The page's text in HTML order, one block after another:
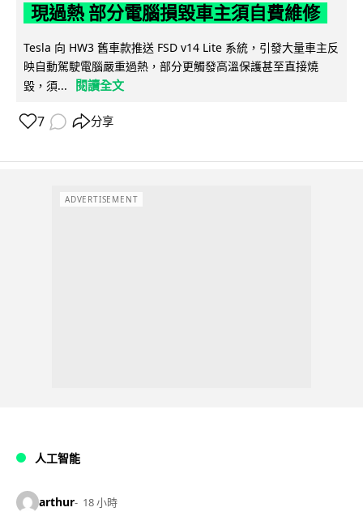
現過熱 部分電腦損毀車主須自費維修
Tesla 向 HW3 舊車款推送 FSD v14 Lite 系統，引發大量車主反
映自動駕駛電腦嚴重過熱，部分更觸發高溫保護甚至直接燒
毀，須...
閱讀全文
7 分享
ADVERTISEMENT
人工智能
arthur 18 小時